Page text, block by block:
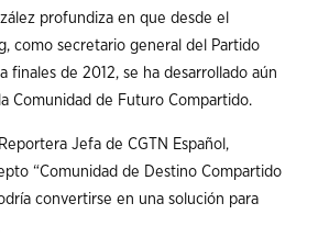
profundiza en que desde el
como secretario general del Partido
finales de 2012, se ha desarrollado aún
Comunidad de Futuro Compartido.
Jefa de CGTN Español,
“Comunidad de Destino Compartido
convertirse en una solución para